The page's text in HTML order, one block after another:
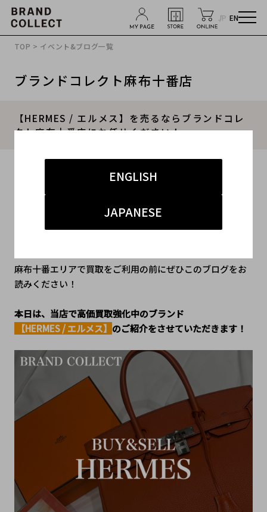
JP EN
ENGLISH
JAPANESE
TOP > イベント&ブログ一覧
ブランドコレクト麻布十番店
【HERMES / エルメス】を売るならブランドコレ
クト麻布十番店にお任せください！
#HERMES
#麻布十番 ハイブランド #バーキン
麻布十番エリアで買取をご利用の前にぜひこのブログをお
読みください！
本日は、当店で高価買取強化中のブランド
【HERMES / エルメス】 のご紹介をさせていただきます！